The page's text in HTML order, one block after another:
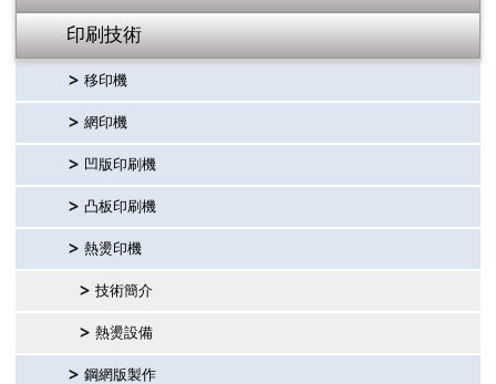
印刷技術
移印機
網印機
凹版印刷機
凸板印刷機
熱燙印機
技術簡介
熱燙設備
鋼網版製作
聯絡我們
繁體中文
English